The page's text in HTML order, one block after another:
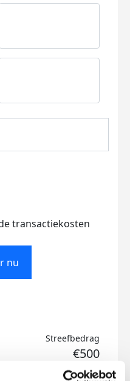
transactiekosten
nu
Streefbedrag
€500